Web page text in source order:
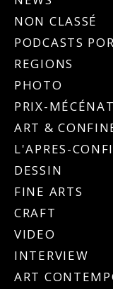
NON CLASSÉ
PODCASTS
REGIONS
PHOTO
PRIX-MÉCÉNAT
ART &
L'APRES-
DESSIN
FINE ARTS
CRAFT
VIDEO
INTERVIEW
ART